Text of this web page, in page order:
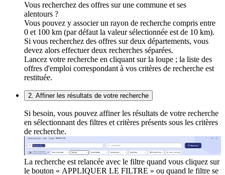
Vous recherchez des offres sur une commune et ses
alentours ?
Vous pouvez y associer un rayon de recherche compris entre
0 et 100 km (par défaut la valeur sélectionnée est de 10 km).
Si vous recherchez des offres sur deux départements, vous
devez alors effectuer deux recherches séparées.
Lancez votre recherche en cliquant sur la loupe ; la liste des
offres d'emploi correspondant à vos critères de recherche est
restituée.
2. Affiner les résultats de votre recherche
Si besoin, vous pouvez affiner les résultats de votre recherche
en sélectionnant des filtres et critères présents sous les critères
de recherche.
La recherche est relancée avec le filtre quand vous cliquez sur
le bouton « APPLIQUER LE FILTRE » ou quand le filtre se